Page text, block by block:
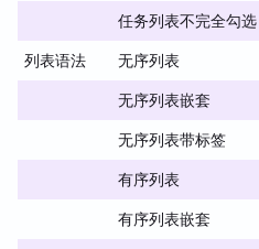
任务列表不完全勾选
列表语法 无序列表
无序列表嵌套
无序列表带标签
有序列表
有序列表嵌套